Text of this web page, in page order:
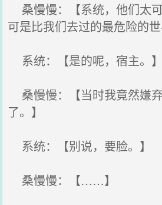
桑慢慢：【系统，他们太
可是比我们去过的最危险的世
系统：【是的呢，宿主。】
桑慢慢：【当时我竟然嫌
了。】
系统：【别说，要脸。】
桑慢慢：【……】